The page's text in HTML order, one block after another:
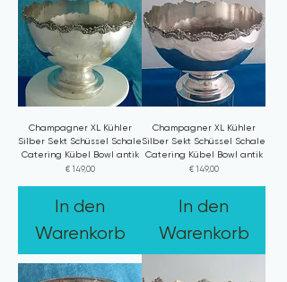
Champagner XL Kühler
Silber Sekt Schüssel Schale
Catering Kübel Bowl antik
Preis
€ 149,00
In den
Warenkorb
Champagner XL Kühler
Silber Sekt Schüssel Schale
Catering Kübel Bowl antik
Preis
€ 149,00
In den
Warenkorb